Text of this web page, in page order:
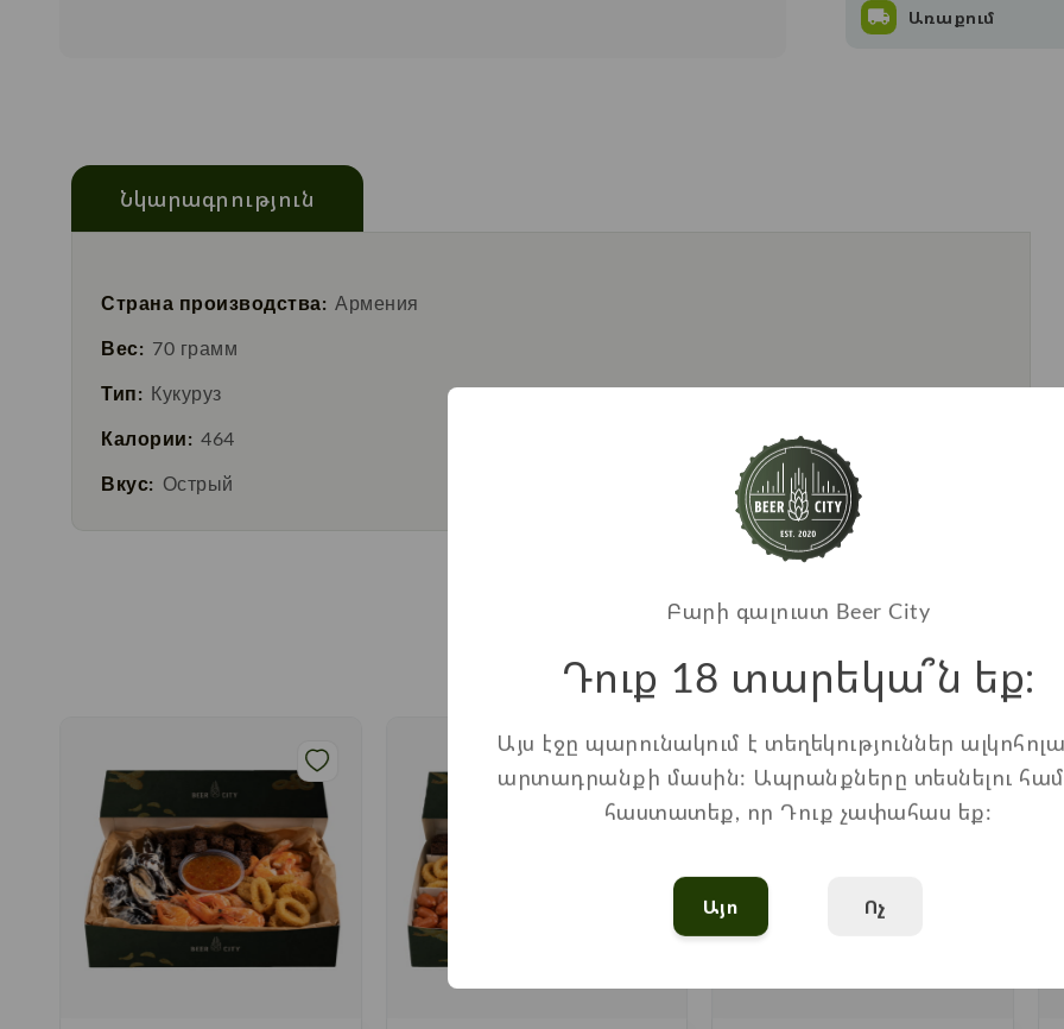
Առաքում
Նկարագրություն
Страна производства: Армения
Вес: 70 грамм
Тип: Кукуруз
Калории: 464
Вкус: Острый
Բարի գալուստ Beer City
Դուք 18 տարեկա՞ն եք։
Այս էջը պարունակում է տեղեկություններ
արտադրանքի մասին: Ապրանքները տեսնելու
հաստատեք, որ Դուք չափահաս եք:
Այո Ոչ